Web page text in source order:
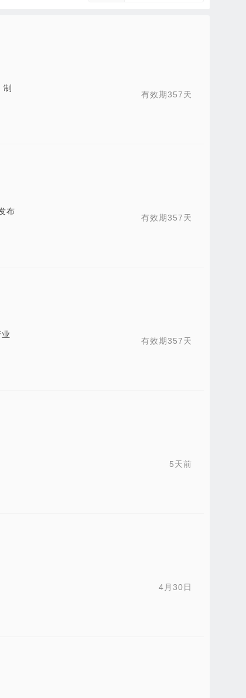
有效期357天
有效期357天
布
有效期357天
5天前
4月30日